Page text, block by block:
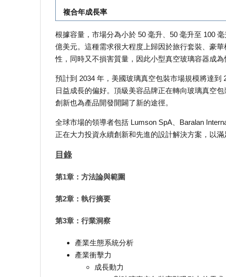
複合年成長率
根據容量，市場分為小於 50 毫升、50 毫升至 100
億美元。這種需求很大程度上歸因於旅行套裝、豪
性，同時又不損害質量，因此小型真空玻璃容器成為
預計到 2034 年，美國玻璃真空包裝市場規模將達
日益成長的偏好。頂級美容品牌正在轉向玻璃真空
創新也為產品開發開闢了新的途徑。
全球市場的領導者包括 Lumson SpA、Baralan
正在大力投資永續創新和先進的設計解決方案，以滿
目錄
第1章：方法論與範圍
第2章：執行摘要
第3章：行業洞察
產業生態系統分析
產業衝擊力
成長動力